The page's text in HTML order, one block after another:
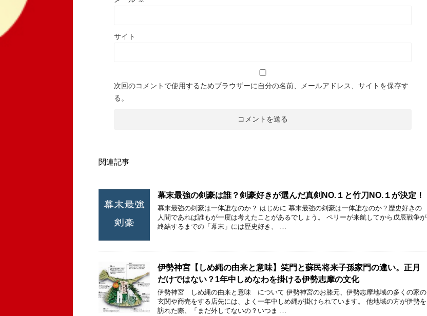
サイト
次回のコメントで使用するためブラウザーに自分の名前、メールアドレス、サイトを保存す
る。
関連記事
幕末最強の剣豪は誰？剣豪好きが選んだ真剣NO.１と竹刀NO.１が決定！
幕末最強の剣豪は一体誰なのか？ はじめに 幕末最強の剣豪は一体誰なのか？歴史好きの
人間であれば誰もが一度は考えたことがあるでしょう。 ペリーが来航してから戊辰戦争が
終結するまでの「幕末」には歴史好き、 …
伊勢神宮【しめ縄の由来と意味】笑門と蘇民将来子孫家門の違い。正月
だけではない？1年中しめなわを掛ける伊勢志摩の文化
伊勢神宮 しめ縄の由来と意味 について 伊勢神宮のお膝元、伊勢志摩地域の多くの家の
玄関や商売をする店先には、よく一年中しめ縄が掛けられています。 他地域の方が伊勢を
訪れた際、「まだ外してないの？いつま …